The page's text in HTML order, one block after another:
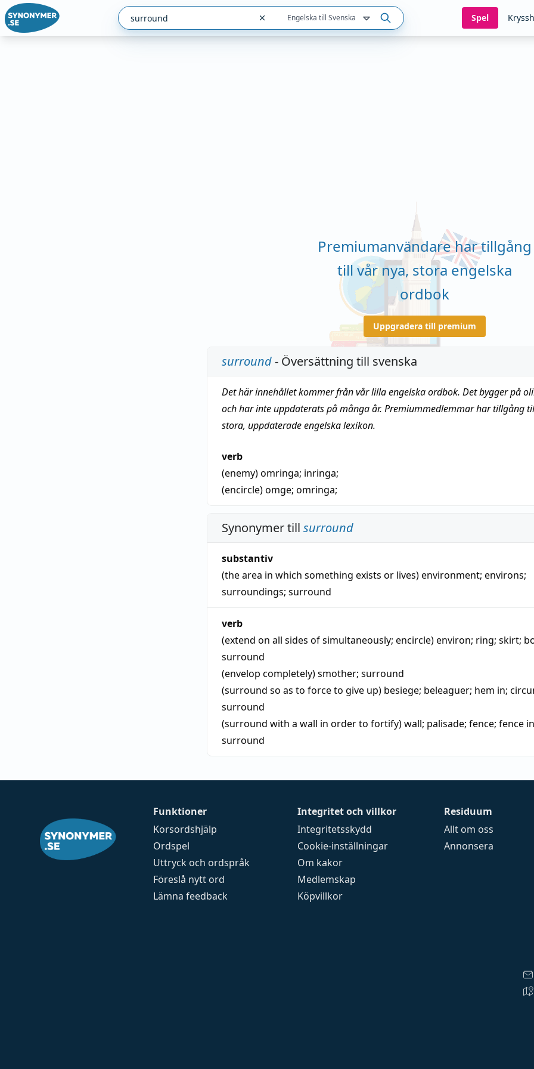
Engelska till Svenska Spel
Premiumanvändare har tillgång
till vår nya, stora engelska
ordbok
Uppgradera till premium
surround- Översättning till svenska
Det här innehållet kommer från vår lilla engelska ordbok. Det bygger på
och har inte uppdaterats på många år. Premiummedlemmar har tillgång
stora, uppdaterade engelska lexikon.
verb
(enemy)omringa; inringa;
(encircle)omge; omringa;
Synonymer till surround
substantiv
(the area in which something exists or lives)environment; environs;
surroundings; surround
verb
(extend on all sides of simultaneously; encircle)environ; ring; skirt;
surround
(envelop completely)smother; surround
(surround so as to force to give up) besiege; beleaguer; hem in;
surround
(surround with a wall in order to fortify)wall; palisade; fence; fence in
surround
Funktioner
Korsordshjälp
Ordspel
Uttryck och ordspråk
Föreslå nytt ord
Lämna feedback
Integritet och villkor
Integritetsskydd
Cookie-inställningar
Om kakor
Medlemskap
Köpvillkor
Residuum
Allt om oss
Annonsera